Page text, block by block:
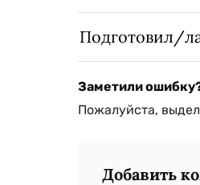
Подготовил/
Заметили
Пожалуйста,
Добавить